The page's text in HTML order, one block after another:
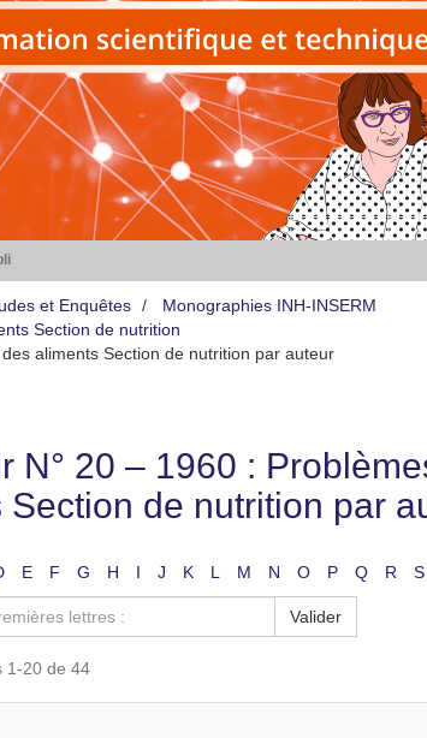
et Enquêtes
Monographies INH-INSERM
Section de nutrition
aliments Section de nutrition par auteur
N° 20 – 1960 :
Section de nutrition par
E F G H I J K L M N O P Q R S
Valider
1-20 de 44